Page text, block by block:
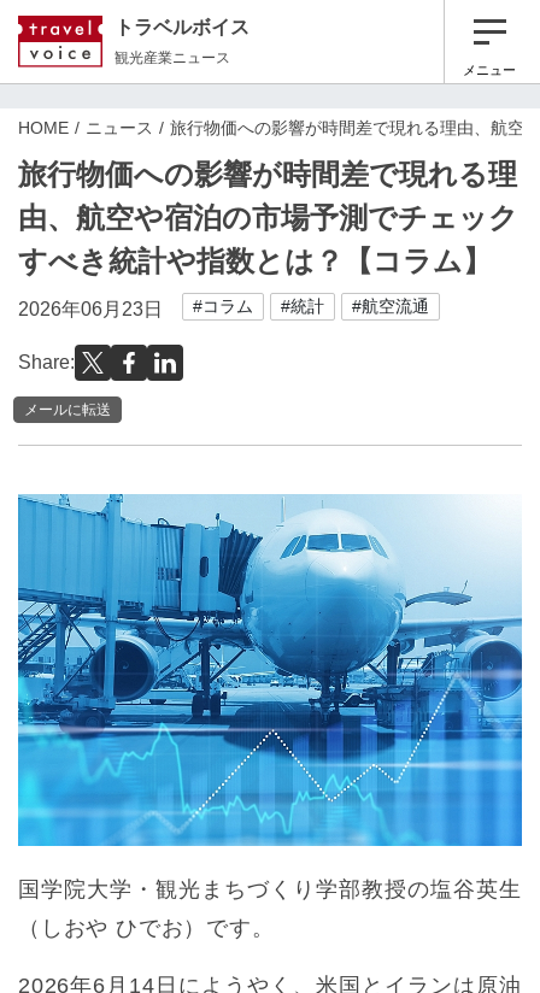
トラベルボイス
観光産業ニュース
メニュー
HOME ニュース 旅行物価への影響が時間差で現れる理由、航空
旅行物価への影響が時間差で現れる理
由、航空や宿泊の市場予測でチェック
すべき統計や指数とは？【コラム】
2026年06月23日 #コラム #統計 #航空流通
Share:
メールに転送
国学院大学・観光まちづくり学部教授の塩谷英生
（しおや ひでお）です。
2026年6月14日にようやく、米国とイランは原油